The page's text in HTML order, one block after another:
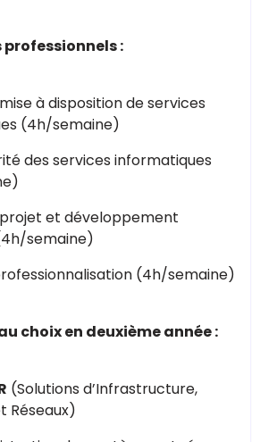
:
à disposition de services
(4h/semaine)
des services informatiques
et développement
semaine)
(4h/semaine)
choix en deuxième année :
(Solutions d’Infrastructure,
Réseaux)